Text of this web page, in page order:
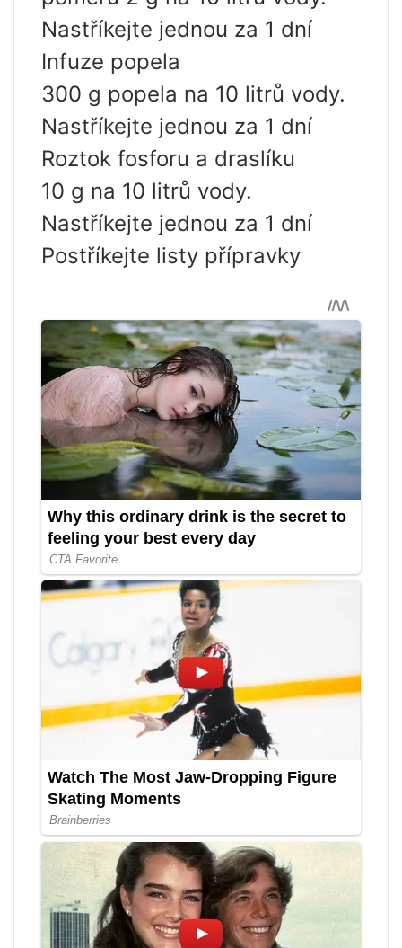
Nastříkejte jednou za 1 dní
Infuze popela
300 g popela na 10 litrů vody.
Nastříkejte jednou za 1 dní
Roztok fosforu a draslíku
10 g na 10 litrů vody.
Nastříkejte jednou za 1 dní
Postříkejte listy přípravky